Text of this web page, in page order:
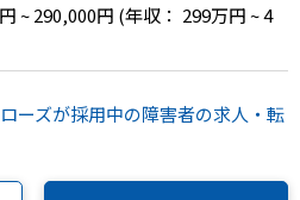
~ 290,000円 (年収： 299万円 ~ 4
ーズが採用中の障害者の求人・転